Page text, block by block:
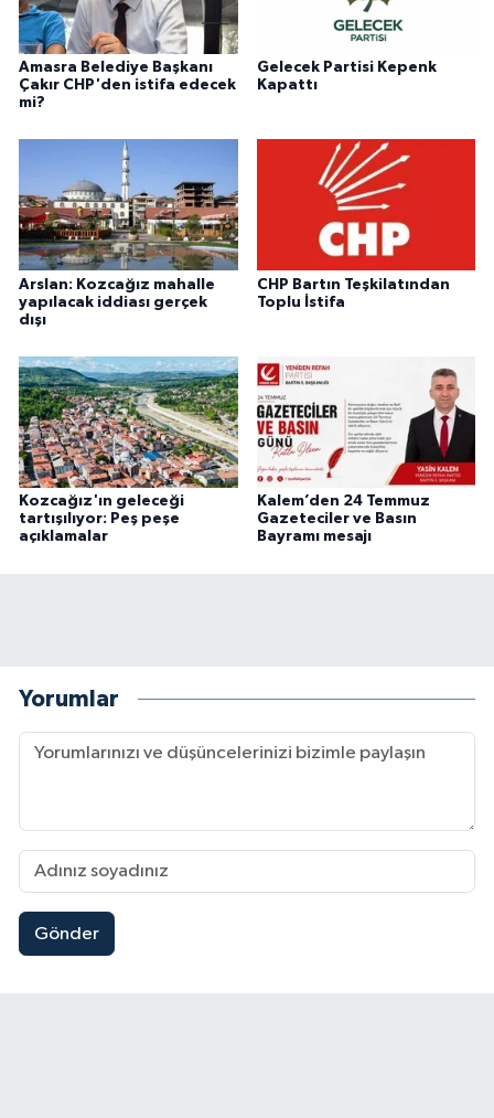
Amasra Belediye Başkanı
Çakır CHP'den istifa edecek
mi?
Gelecek Partisi Kepenk
Kapattı
Arslan: Kozcağız mahalle
yapılacak iddiası gerçek
dışı
CHP Bartın Teşkilatından
Toplu İstifa
Kozcağız'ın geleceği
tartışılıyor: Peş peşe
açıklamalar
Kalem’den 24 Temmuz
Gazeteciler ve Basın
Bayramı mesajı
Yorumlar
Gönder